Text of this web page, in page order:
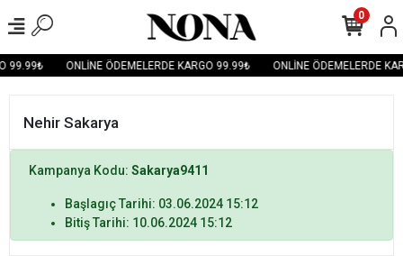
99.99₺ ONLİNE ÖDEMELERDE KARGO 99.99₺ ONLİNE ÖDEMELERDE
0
Nehir Sakarya
Kampanya Kodu: Sakarya9411
Başlagıç Tarihi: 03.06.2024 15:12
Bitiş Tarihi: 10.06.2024 15:12